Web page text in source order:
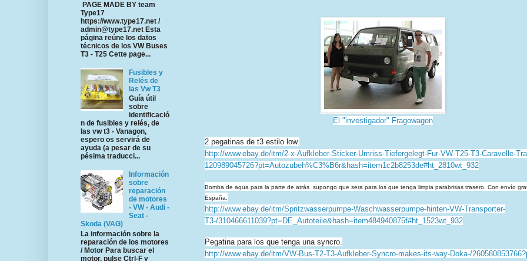
El "investigador" Fragowagen
2 pegatinas de t3 estilo low.
http://www.ebay.de/itm/2-x-Aufkleber-Sticker-Umriss-Tiefergelegt-Fur-VW-T25-T3-Caravelle-
120989045726?pt=Autozubeh%C3%B6r&hash=item1c2b8253de#ht_ 2810wt_932
Bomba de agua para la parte de atrás supongo que sera para los que tenga limpia parabrisas trasero. Con envío
España.
http://www.ebay.de/itm/Spritzwasserpumpe-Waschwasserpumpe-hinten-VW-Transporter-
T3-/310466611039?pt=DE_Autoteile&hash=item484940875f#ht_1523wt_932
Pegatina para los que tenga una syncro.
http://www.ebay.de/itm/VW-Bus-T2-T3-Aufkleber-Syncro-makes-its-way-Doka-/
PAGE MADE BY team
Type17
https://www.type17.net /
admin@type17.net Esta
página reúne los datos
técnicos de los VW Buses
T3 - T25 Cette page...
Fusibles y
Relés de
las Vw T3
Guía útil
sobre
identificació
n de fusibles y relés, de
las vw t3 - Vanagon,
espero os servirá de
ayuda (a pesar de su
pésima traducci...
Información
sobre
reparación
de motores
- VW - Audi -
Seat -
Skoda (VAG)
La información sobre la
reparación de los motores
/ Motor Para buscar el
motor, pulse Ctrl-F y